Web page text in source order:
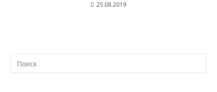
25.08.2019